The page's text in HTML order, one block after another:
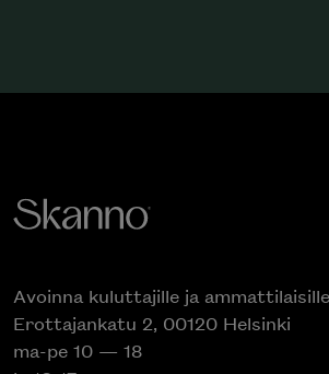
Avoinna kuluttajille ja
Erottajankatu 2, 00120 Helsinki
ma-pe 10 — 18